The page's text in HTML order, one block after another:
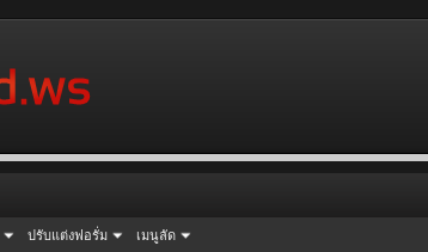
ปรับแต่งฟอรั่ม เมนูลัด